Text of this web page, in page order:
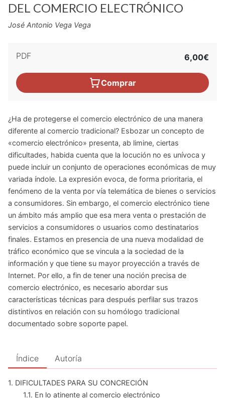
DEL COMERCIO ELECTRÓNICO
José Antonio Vega Vega
PDF 6,00€
Comprar
¿Ha de protegerse el comercio electrónico de una manera
diferente al comercio tradicional? Esbozar un concepto de
«comercio electrónico» presenta, ab limine, ciertas
dificultades, habida cuenta que la locución no es unívoca y
puede incluir un conjunto de operaciones económicas de muy
variada índole. La expresión evoca, de forma prioritaria, el
fenómeno de la venta por vía telemática de bienes o servicios
a consumidores. Sin embargo, el comercio electrónico tiene
un ámbito más amplio que esa mera venta o prestación de
servicios a consumidores o usuarios como destinatarios
finales. Estamos en presencia de una nueva modalidad de
tráfico económico que se vincula a la sociedad de la
información y que tiene su mayor proyección a través de
Internet. Por ello, a fin de tener una noción precisa de
comercio electrónico, es necesario abordar sus
características técnicas para después perfilar sus trazos
distintivos en relación con su homólogo tradicional
documentado sobre soporte papel.
Índice Autoría
1. DIFICULTADES PARA SU CONCRECIÓN
1.1. En lo atinente al comercio electrónico